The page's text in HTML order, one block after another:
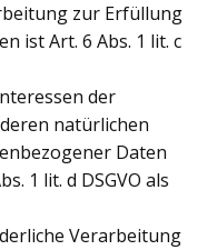
zur Erfüllung
ist Art. 6 Abs. 1 lit. c
der
natürlichen
Daten
1 lit. d DSGVO als
Verarbeitung